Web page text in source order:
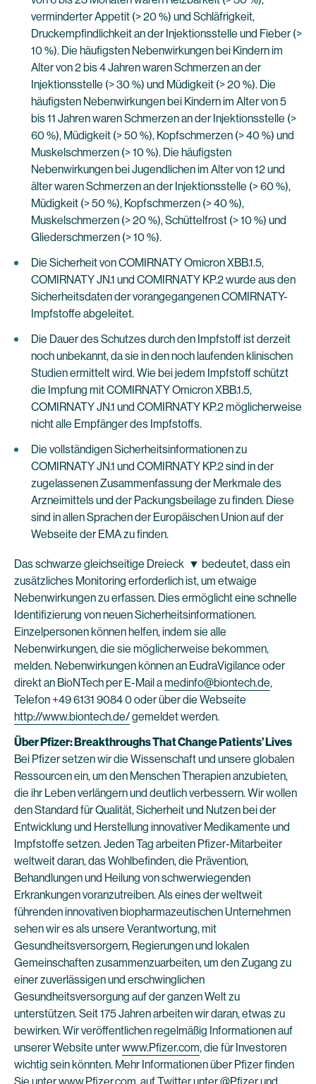
verminderter Appetit (> 20 %) und Schläfrigkeit,
Druckempfindlichkeit an der Injektionsstelle und Fieber (>
10 %). Die häufigsten Nebenwirkungen bei Kindern im
Alter von 2 bis 4 Jahren waren Schmerzen an der
Injektionsstelle (> 30 %) und Müdigkeit (> 20 %). Die
häufigsten Nebenwirkungen bei Kindern im Alter von 5
bis 11 Jahren waren Schmerzen an der Injektionsstelle (>
60 %), Müdigkeit (> 50 %), Kopfschmerzen (> 40 %) und
Muskelschmerzen (> 10 %). Die häufigsten
Nebenwirkungen bei Jugendlichen im Alter von 12 und
älter waren Schmerzen an der Injektionsstelle (> 60 %),
Müdigkeit (> 50 %), Kopfschmerzen (> 40 %),
Muskelschmerzen (> 20 %), Schüttelfrost (> 10 %) und
Gliederschmerzen (> 10 %).
Die Sicherheit von COMIRNATY Omicron XBB.1.5,
COMIRNATY JN.1 und COMIRNATY KP.2 wurde aus den
Sicherheitsdaten der vorangegangenen COMIRNATY-
Impfstoffe abgeleitet.
Die Dauer des Schutzes durch den Impfstoff ist derzeit
noch unbekannt, da sie in den noch laufenden klinischen
Studien ermittelt wird. Wie bei jedem Impfstoff schützt
die Impfung mit COMIRNATY Omicron XBB.1.5,
COMIRNATY JN.1 und COMIRNATY KP.2 möglicherweise
nicht alle Empfänger des Impfstoffs.
Die vollständigen Sicherheitsinformationen zu
COMIRNATY JN.1 und COMIRNATY KP.2 sind in der
zugelassenen Zusammenfassung der Merkmale des
Arzneimittels und der Packungsbeilage zu finden. Diese
sind in allen Sprachen der Europäischen Union auf der
Webseite der EMA zu finden.
Das schwarze gleichseitige Dreieck ▼ bedeutet, dass ein
zusätzliches Monitoring erforderlich ist, um etwaige
Nebenwirkungen zu erfassen. Dies ermöglicht eine schnelle
Identifizierung von neuen Sicherheitsinformationen.
Einzelpersonen können helfen, indem sie alle
Nebenwirkungen, die sie möglicherweise bekommen,
melden. Nebenwirkungen können an EudraVigilance oder
direkt an BioNTech per E-Mail amedinfo@biontech.de,
Telefon +49 6131 9084 0 oder über die Webseite
http://www.biontech.de/gemeldet werden.
Über Pfizer: Breakthroughs That Change Patients’ Lives
Bei Pfizer setzen wir die Wissenschaft und unsere globalen
Ressourcen ein, um den Menschen Therapien anzubieten,
die ihr Leben verlängern und deutlich verbessern. Wir wollen
den Standard für Qualität, Sicherheit und Nutzen bei der
Entwicklung und Herstellung innovativer Medikamente und
Impfstoffe setzen. Jeden Tag arbeiten Pfizer-Mitarbeiter
weltweit daran, das Wohlbefinden, die Prävention,
Behandlungen und Heilung von schwerwiegenden
Erkrankungen voranzutreiben. Als eines der weltweit
führenden innovativen biopharmazeutischen Unternehmen
sehen wir es als unsere Verantwortung, mit
Gesundheitsversorgern, Regierungen und lokalen
Gemeinschaften zusammenzuarbeiten, um den Zugang zu
einer zuverlässigen und erschwinglichen
Gesundheitsversorgung auf der ganzen Welt zu
unterstützen. Seit 175 Jahren arbeiten wir daran, etwas zu
bewirken. Wir veröffentlichen regelmäßig Informationen auf
unserer Website unterwww.Pfizer.com, die für Investoren
wichtig sein könnten. Mehr Informationen über Pfizer finden